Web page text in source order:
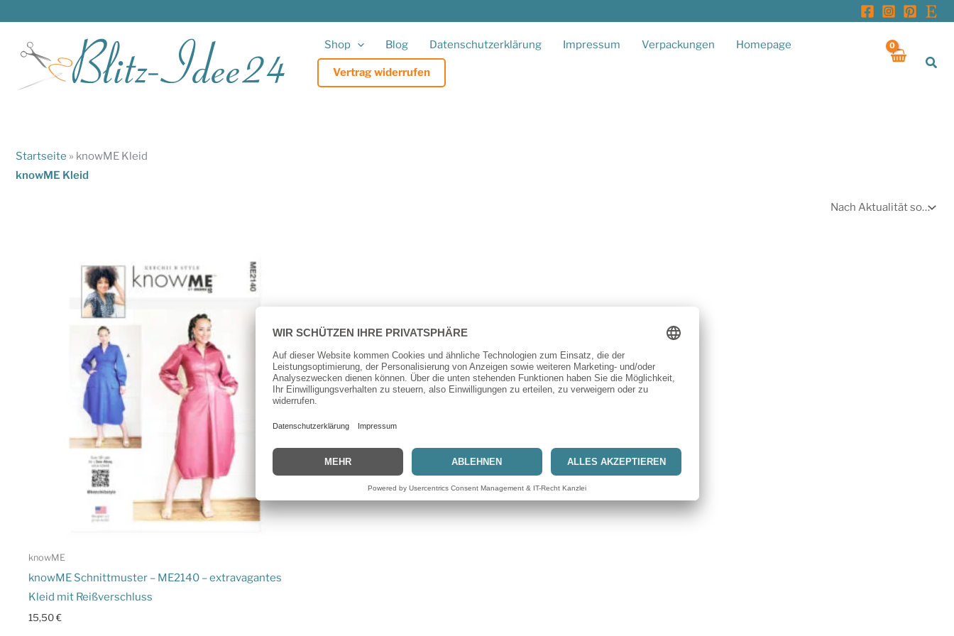
springen
Shop Blog Datenschutzerklärung Impressum Verpackungen Homepage
Vertrag widerrufen
Startseite » knowME Kleid
knowME Kleid
knowME
knowME Schnittmuster – ME2140 – extravagantes
Kleid mit Reißverschluss
15,50€